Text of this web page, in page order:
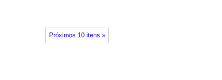
Próximos 10 itens »